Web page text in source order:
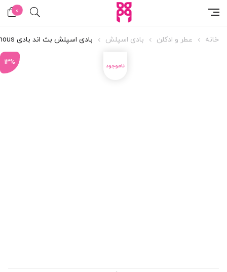
0
خانه عطر و ادکلن بادی اسپلش بادی اسپلش بث اند بادی Luminous
13%